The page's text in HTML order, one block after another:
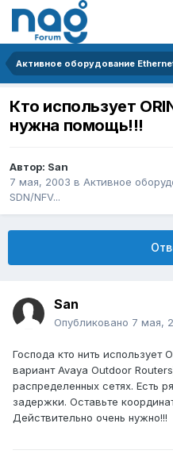
Кто использует
нужна помощь!!!
Автор: San
7 мая, 2003 в Активное
SDN/NFV...
San
Опубликовано 7 мая,
Господа кто нить использует
вариант Avaya Outdoor
распределенных сетях. Есть
задержки. Оставьте
Действительно очень нужно!!!